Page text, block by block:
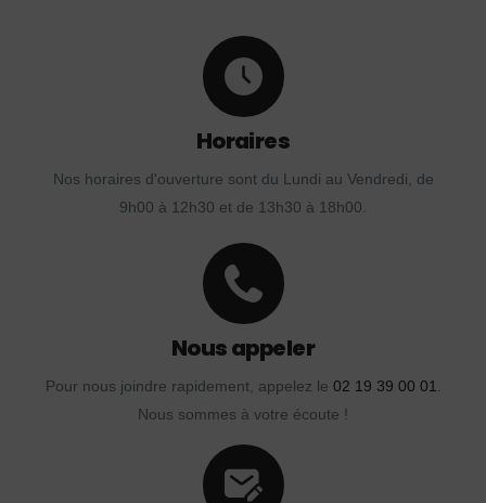
Horaires
Nos horaires d'ouverture sont du Lundi au Vendredi, de
9h00 à 12h30 et de 13h30 à 18h00.
Nous appeler
Pour nous joindre rapidement, appelez le 02 19 39 00 01.
Nous sommes à votre écoute !